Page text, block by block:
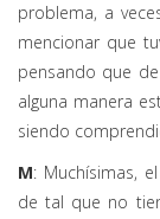
problema, a
mencionar que
pensando que
alguna manera
siendo
M: Muchísimas,
de tal que no